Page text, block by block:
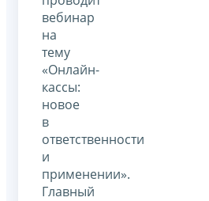
вебинар
на
тему
«Онлайн-
кассы:
новое
в
ответственности
и
применении».
Главный